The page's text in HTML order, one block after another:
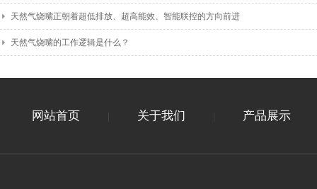
天然气烧嘴正朝着超低排放、超高能效、智能联控的方向前进
天然气烧嘴的工作逻辑是什么？
网站首页 关于我们 产品展示